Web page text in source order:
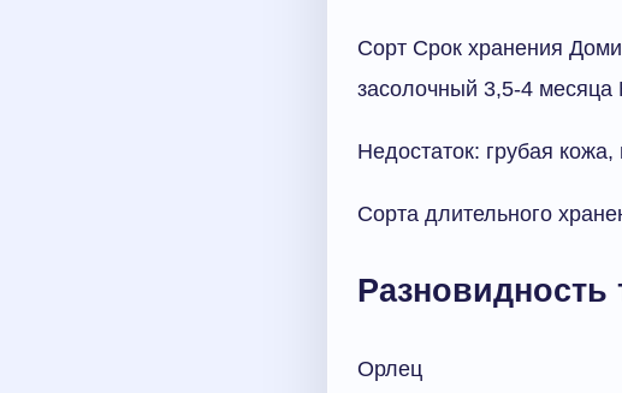
Сорт Срок хранения
засолочный 3,5-4
Недостаток: грубая
Сорта длительного
Разновидность
Орлец